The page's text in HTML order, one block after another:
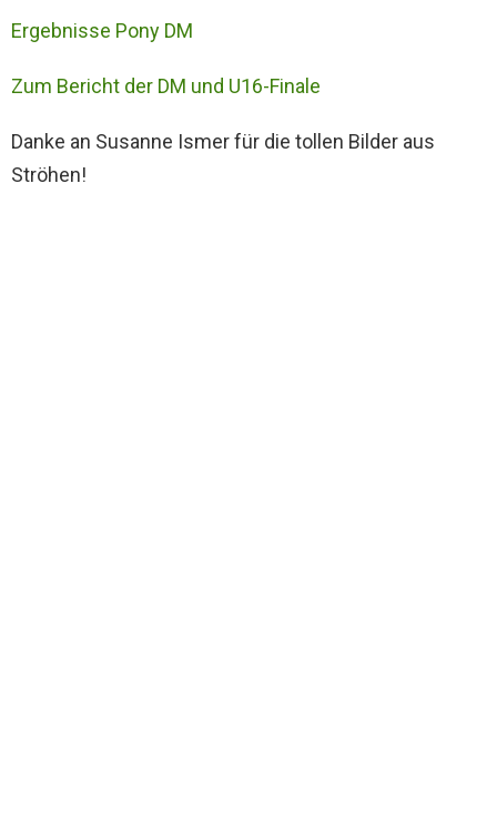
Ergebnisse Pony DM
Zum Bericht der DM und U16-Finale
Danke an Susanne Ismer für die tollen Bilder aus
Ströhen!